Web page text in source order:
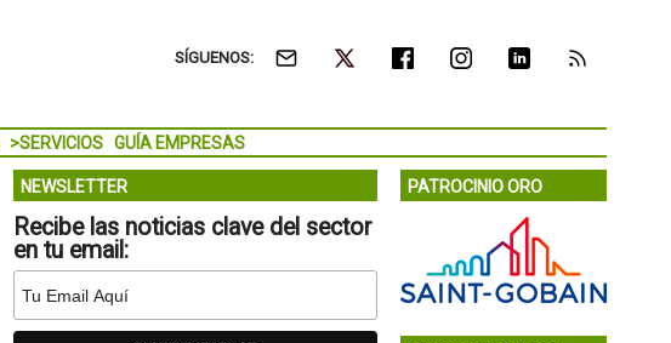
SÍGUENOS:
>SERVICIOS GUÍA EMPRESAS
NEWSLETTER
Recibe las noticias clave del sector
en tu email:
PATROCINIO ORO